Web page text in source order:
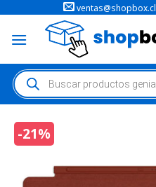
ventas@shopbox.cl
-21%